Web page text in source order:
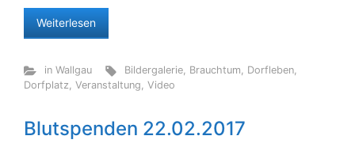
Weiterlesen
in Wallgau Bildergalerie, Brauchtum, Dorfleben,
Dorfplatz, Veranstaltung, Video
Blutspenden 22.02.2017